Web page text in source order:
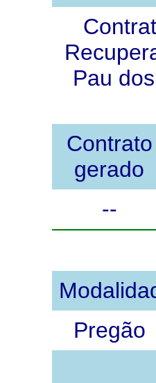
Pau
Contrato
gerado
--
Pregão